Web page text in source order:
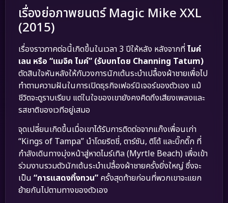
เรื่องย่อภาพยนตร์ Magic Mike XXL
(2015)
เรื่องราวภาคต่อนี้เกิดขึ้นในเวลา 3 ปีให้หลัง หลังจากที่ไมค์
เลน หรือ “แมจิค ไมค์” (รับบทโดย Channing Tatum)
ตัดสินใจหันหลังให้กับวงการนักเต้นระบำเปลื้องผ้าชายเพื่อไป
ทำตามความฝันในการเปิดธุรกิจเฟอร์นิเจอร์ของตัวเอง แม้
ชีวิตจะดูราบเรียบ แต่ในใจของเขายังคงคิดถึงเสียงเพลงและ
รสชาติของเวทีอยู่เสมอ
จุดเปลี่ยนเกิดขึ้นเมื่อเขาได้รับการติดต่อจากแก๊งเพื่อนเก่า
“Kings of Tampa” นำโดยริตชี่, ตาร์ซัน, ติโต้ และบิ๊กดิ๊ก ที่
กำลังเดินทางมุ่งหน้าสู่หาดไมร์เทิล (Myrtle Beach) เพื่อเข้า
ร่วมงานรวมตัวนักเต้นระบำเปลื้องผ้าชายครั้งยิ่งใหญ่ ซึ่งจะ
เป็น “การแสดงทิ้งทวน” ครั้งสุดท้ายก่อนที่พวกเขาจะแยก
ย้ายกันไปตามทางของตัวเอง